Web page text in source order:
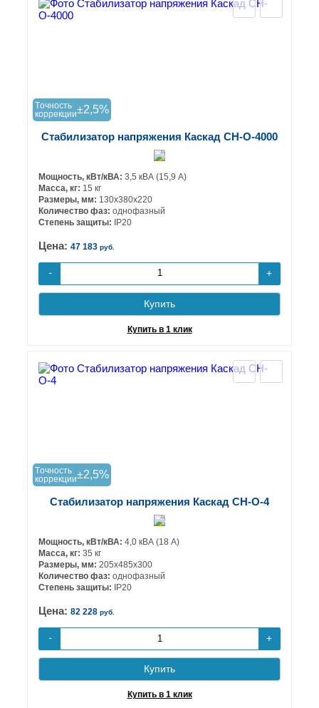
Tочность
коррекции±2,5%
Стабилизатор напряжения Каскад СН-О-4000
Мощность, кВт/кВА: 3,5 кВА (15,9 А)
Масса, кг: 15 кг
Размеры, мм: 130х380х220
Количество фаз: однофазный
Степень защиты: IP20
Цена: 47 183 руб.
- +
Купить
Купить в 1 клик
Tочность
коррекции±2,5%
Стабилизатор напряжения Каскад СН-О-4
Мощность, кВт/кВА: 4,0 кВА (18 А)
Масса, кг: 35 кг
Размеры, мм: 205х485х300
Количество фаз: однофазный
Степень защиты:
IP20
Цена: 82 228 руб.
- +
Купить
Купить в 1 клик